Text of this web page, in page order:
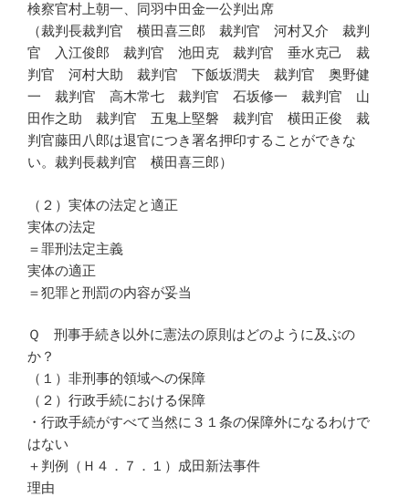
検察官村上朝一、同羽中田金一公判出席
（裁判長裁判官 横田喜三郎 裁判官 河村又介 裁判
官 入江俊郎 裁判官 池田克 裁判官 垂水克己 裁
判官 河村大助 裁判官 下飯坂潤夫 裁判官 奥野健
一 裁判官 高木常七 裁判官 石坂修一 裁判官 山
田作之助 裁判官 五鬼上堅磐 裁判官 横田正俊 裁
判官藤田八郎は退官につき署名押印することができな
い。裁判長裁判官 横田喜三郎）
（２）実体の法定と適正
実体の法定
＝罪刑法定主義
実体の適正
＝犯罪と刑罰の内容が妥当
Ｑ 刑事手続き以外に憲法の原則はどのように及ぶの
か？
（１）非刑事的領域への保障
（２）行政手続における保障
・行政手続がすべて当然に３１条の保障外になるわけで
はない
＋判例（Ｈ４．７．１）成田新法事件
理由